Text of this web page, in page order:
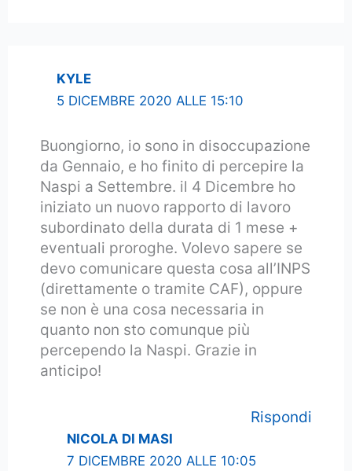
KYLE
5 DICEMBRE 2020 ALLE 15:10
Buongiorno, io sono in disoccupazione
da Gennaio, e ho finito di percepire la
Naspi a Settembre. il 4 Dicembre ho
iniziato un nuovo rapporto di lavoro
subordinato della durata di 1 mese +
eventuali proroghe. Volevo sapere se
devo comunicare questa cosa all’INPS
(direttamente o tramite CAF), oppure
se non è una cosa necessaria in
quanto non sto comunque più
percependo la Naspi. Grazie in
anticipo!
Rispondi
NICOLA DI MASI
7 DICEMBRE 2020 ALLE 10:05